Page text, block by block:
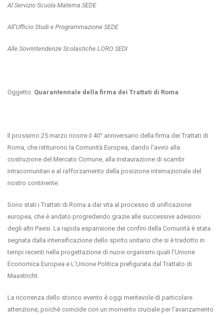
Al Servizio Scuola Materna SEDE
All’Ufficio Studi e Programmazione SEDE
Alle Sovrintendenze Scolastiche LORO SEDI
Oggetto: Quarantennale della firma dei Trattati di Roma
Il prossimo 25 marzo ricorre il 40° anniversario della firma dei Trattati di
Roma, che istituirono la Comunità Europea, dando l’avvio alla
costruzione del Mercato Comune, alla instaurazione di scambi
intracomunitari e al rafforzamento della posizione internazionale del
nostro continente.
Sono stati i Trattati di Roma a dar vita al processo di unificazione
europea, che è andato progredendo grazie alle successive adesioni
degli altri Paesi. La rapida espansione dei confini della Comunità è stata
segnata dalla intensificazione dello spirito unitario che si è tradotto in
tempi recenti nella progettazione di nuovi organismi quali l’Unione
Economica Europea e L’Unione Politica prefigurata dal Trattato di
Maastricht.
La ricorrenza dello storico evento è oggi meritevole di particolare
attenzione, poichè coincide con un momento cruciale per l’avanzamento